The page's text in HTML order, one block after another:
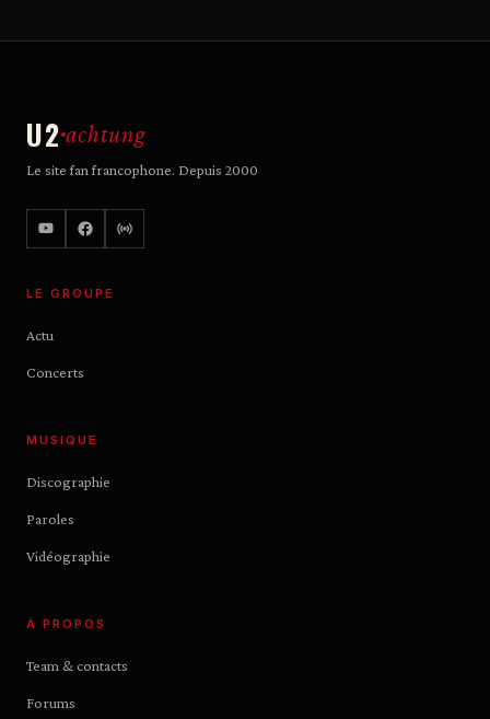
U2 achtung
Le site fan francophone. Depuis 2000
LE GROUPE
Actu
Concerts
MUSIQUE
Discographie
Paroles
Vidéographie
À PROPOS
Team & contacts
Forums